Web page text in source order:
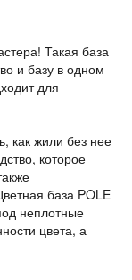
Такая база
и базу в одном
для
как жили без нее
которое
база POLE
неплотные
цвета, а